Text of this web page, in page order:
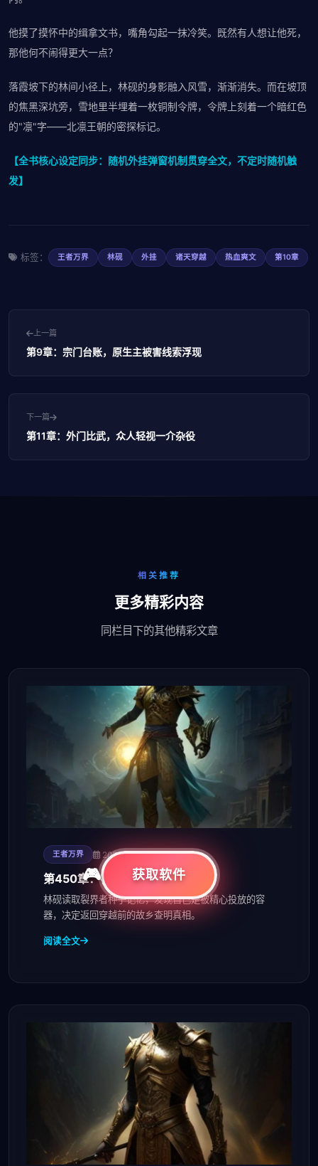
他摸了摸怀中的缉拿文书，嘴角勾起一抹冷笑。既然有人想让他死，
那他何不闹得更大一点？
落霞坡下的林间小径上，林砚的身影融入风雪，渐渐消失。而在坡顶
的焦黑深坑旁，雪地里半埋着一枚铜制令牌，令牌上刻着一个暗红色
的"凛"字——北凛王朝的密探标记。
【全书核心设定同步：随机外挂弹窗机制贯穿全文，不定时随机触
发】
标签： 王者万界 林砚 外挂 诸天穿越 热血爽文 第10章
上一篇
第9章：宗门台账，原生主被害线索浮现
下一篇
第11章：外门比武，众人轻视一介杂役
相关推荐
更多精彩内容
同栏目下的其他精彩文章
王者万界 2026-08-07
第450章：被感染的记忆
林砚读取裂界者种子记忆，发现自己是被精心投放的容
器，决定返回穿越前的故乡查明真相。
阅读全文
获取软件